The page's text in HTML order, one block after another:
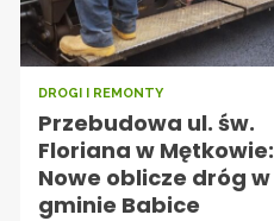
DROGI I REMONTY
Przebudowa ul. św.
Floriana w Mętkowie:
Nowe oblicze dróg w
gminie Babice